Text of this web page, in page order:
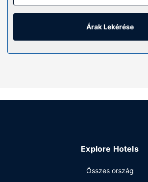
parkolás biztosított a helyszínen.
Árak Lekérése
Explore Hotels
Összes ország